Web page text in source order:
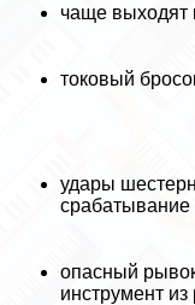
чаще выходят
токовый
удары
сpaбатывание
опасный
инструмент